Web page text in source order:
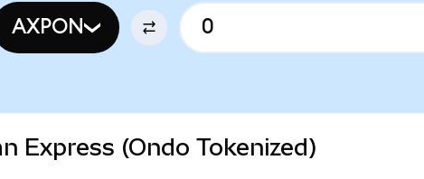
AXPON
Express (Ondo Tokenized)